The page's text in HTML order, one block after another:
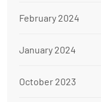
February 2024
January 2024
October 2023